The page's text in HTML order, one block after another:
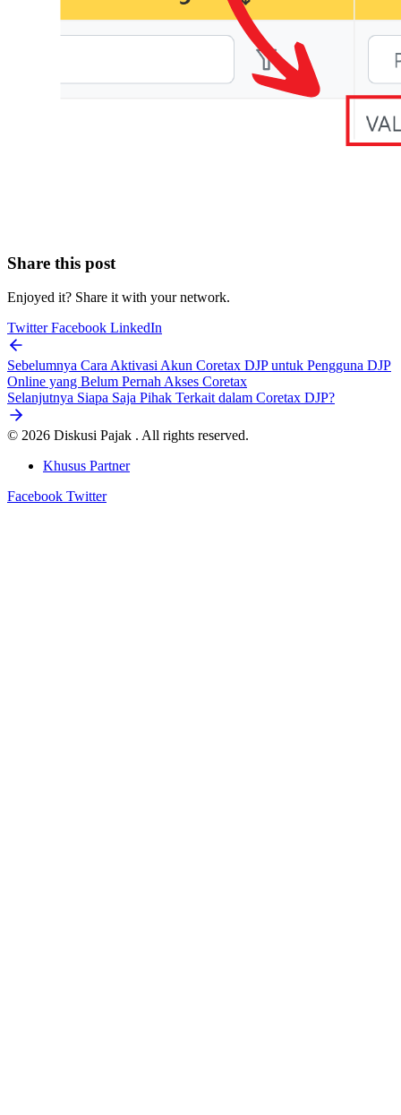
Share this post
Enjoyed it? Share it with your network.
TwitterFacebook LinkedIn
Sebelumnya Cara Aktivasi Akun Coretax DJP untuk Pengguna DJP
Online yang Belum Pernah Akses Coretax
Selanjutnya Siapa Saja Pihak Terkait dalam Coretax DJP?
© 2026 Diskusi Pajak . All rights reserved.
Khusus Partner
Facebook Twitter